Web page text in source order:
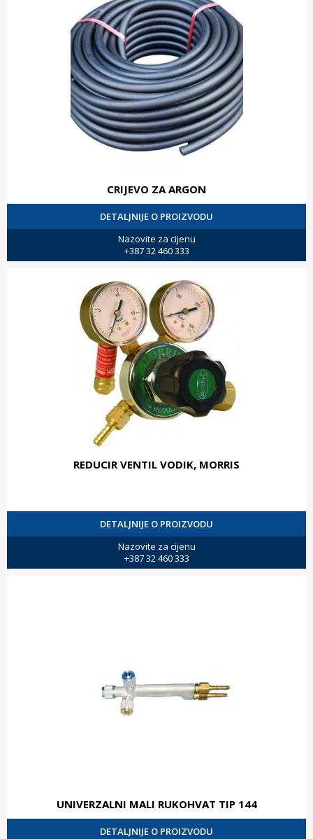
CRIJEVO ZA ARGON
DETALJNIJE O PROIZVODU
Nazovite za cijenu
+387 32 460 333
REDUCIR VENTIL VODIK, MORRIS
DETALJNIJE O PROIZVODU
Nazovite za cijenu
+387 32 460 333
UNIVERZALNI MALI RUKOHVAT TIP 144
DETALJNIJE O PROIZVODU